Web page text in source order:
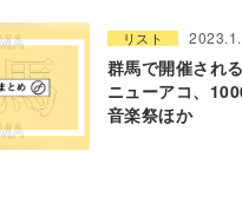
リスト
群馬で開催され
ニューアコ、
音楽祭ほか